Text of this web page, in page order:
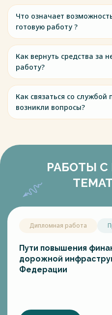
Что означает
готовую работу ?
Как вернуть средства за
работу?
Как связаться со
возникли вопросы?
РАБОТЫ
Дипломная работа
Пути повышения
дорожной
Федерации